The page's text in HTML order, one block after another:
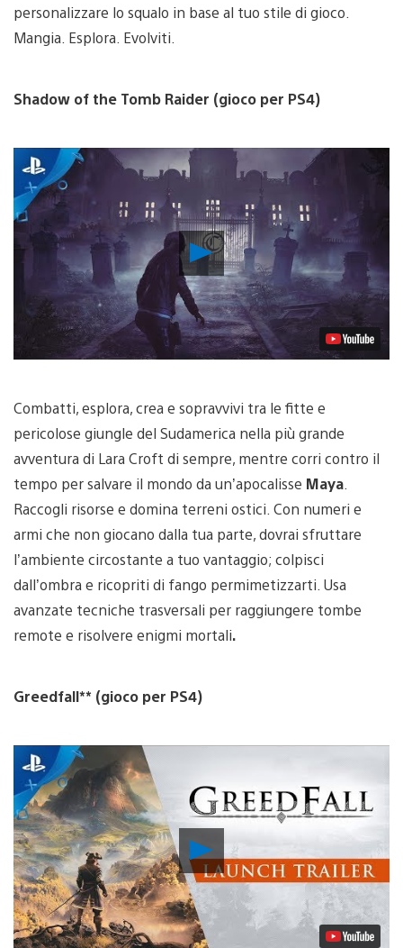
personalizzare lo squalo in base al tuo stile di gioco.
Mangia. Esplora. Evolviti.
Shadow of the Tomb Raider (gioco per PS4)
Riproduci
video
Combatti, esplora, crea e sopravvivi tra le fitte e
pericolose giungle del Sudamerica nella più grande
avventura di Lara Croft di sempre, mentre corri contro il
tempo per salvare il mondo da un’apocalisse Maya
Raccogli risorse e domina terreni ostici. Con numeri e
armi che non giocano dalla tua parte, dovrai sfruttare
l’ambiente circostante a tuo vantaggio; colpisci
dall’ombra e ricopriti di fango permimetizzarti. Usa
avanzate tecniche trasversali per raggiungere tombe
remote e risolvere enigmi mortali.
Greedfall** (gioco per PS4)
Riproduci
video